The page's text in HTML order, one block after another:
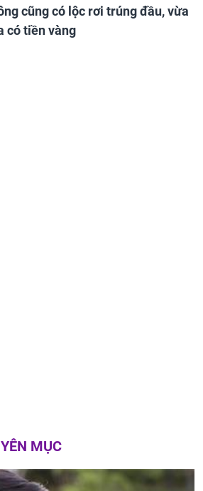
cũng có lộc rơi trúng đầu, vừa
có tiền vàng
MỤC